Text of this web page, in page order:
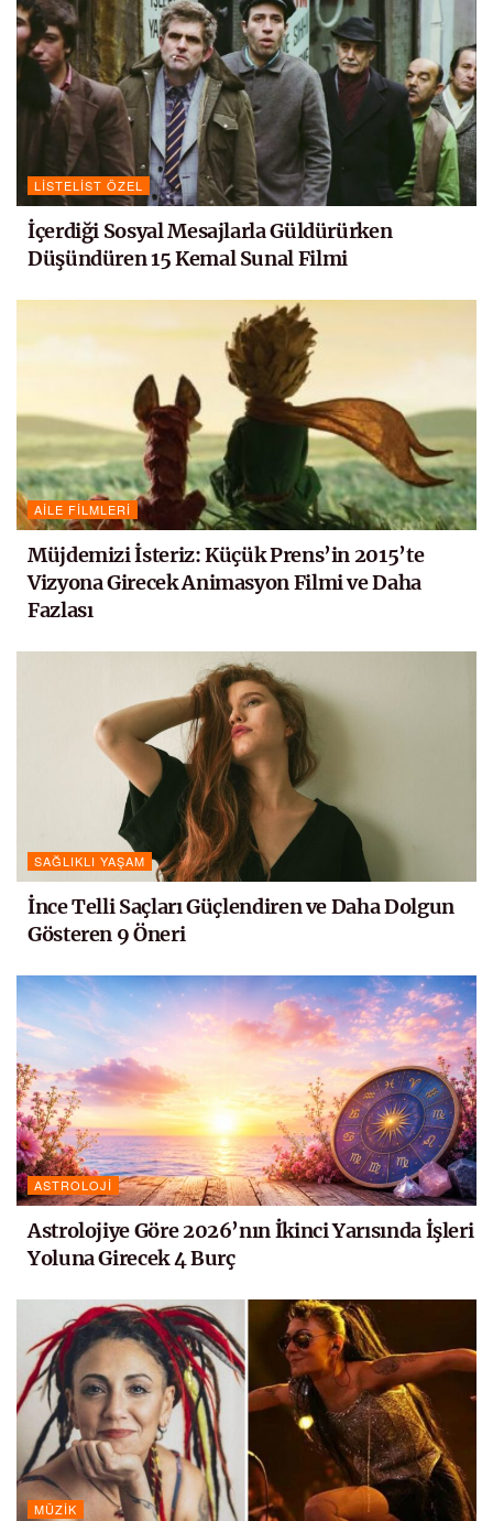
LISTELIST ÖZEL
İçerdiği Sosyal Mesajlarla Güldürürken
Düşündüren 15 Kemal Sunal Filmi
AILE FILMLERI
Müjdemizi İsteriz: Küçük Prens’in 2015’te
Vizyona Girecek Animasyon Filmi ve Daha
Fazlası
SAĞLIKLI YAŞAM
İnce Telli Saçları Güçlendiren ve Daha Dolgun
Gösteren 9 Öneri
ASTROLOJI
Astrolojiye Göre 2026’nın İkinci Yarısında İşleri
Yoluna Girecek 4 Burç
MÜZIK